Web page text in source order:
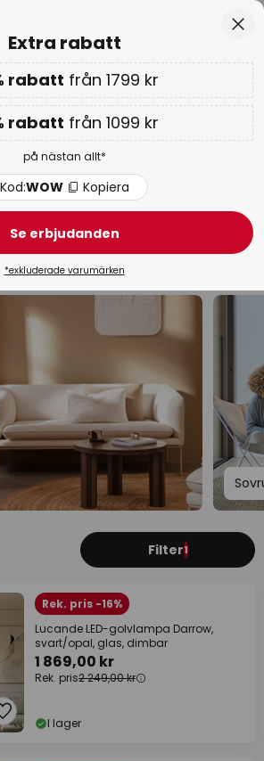
01D 08T 54M 38S
från 1099 kr eller 13 % från 1799 kr-
på nästan allt
Kod:WOW Kopiera
veckan:upp till -70 % >
golvlampor
Filter1
Rek. pris -16%
Lucande LED-golvlampa Darrow,
svart/opal, glas, dimbar
1 869,00 kr
Rek. pris2 249,00 kr
I lager
Extra rabatt
rabatt från 1799 kr
rabatt från 1099 kr
på nästan allt*
Kod:WOW Kopiera
Se erbjudanden
*exkluderade varumärken